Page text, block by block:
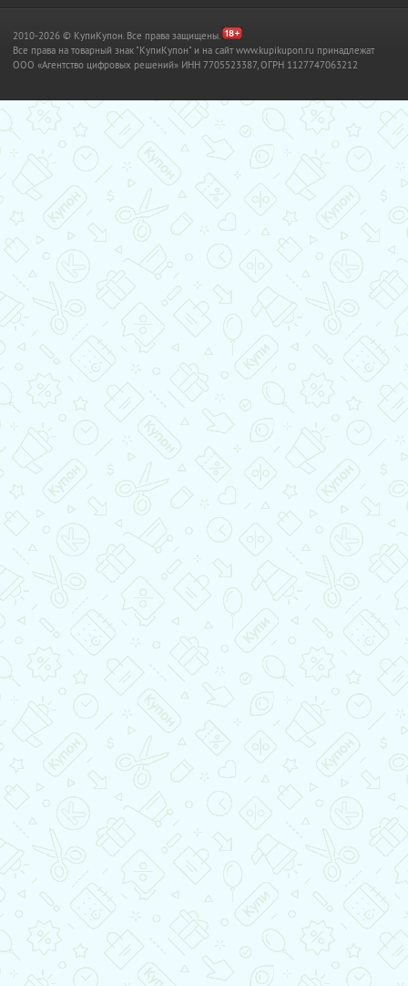
2010-2026 © КупиКупон. Все права защищены.
Все права на товарный знак "КупиКупон" и на сайт www.kupikupon.ru принадлежат
OOO «Агентство цифровых решений» ИНН 7705523387, ОГРН 1127747063212